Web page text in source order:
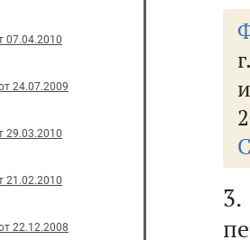
07.04.2010
24.07.2009
29.03.2010
21.02.2010
22.12.2008